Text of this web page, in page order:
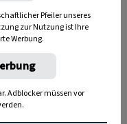
Pfeiler unseres
zur Nutzung ist Ihre
Werbung.
Adblocker müssen vor